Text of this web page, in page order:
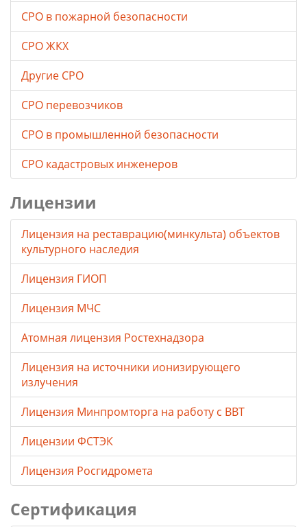
СРО в пожарной безопасности
СРО ЖКХ
Другие СРО
СРО перевозчиков
СРО в промышленной безопасности
СРО кадастровых инженеров
Лицензии
Лицензия на реставрацию(минкульта) объектов
культурного наследия
Лицензия ГИОП
Лицензия МЧС
Атомная лицензия Ростехнадзора
Лицензия на источники ионизирующего
излучения
Лицензия Минпромторга на работу с ВВТ
Лицензии ФСТЭК
Лицензия Росгидромета
Сертификация